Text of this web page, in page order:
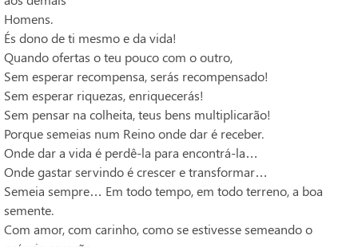
Homens.
És dono de ti mesmo e da vida!
Quando ofertas o teu pouco com o outro,
Sem esperar recompensa, serás recompensado!
Sem esperar riquezas, enriquecerás!
Sem pensar na colheita, teus bens multiplicarão!
Porque semeias num Reino onde dar é receber.
Onde dar a vida é perdê-la para encontrá-la…
Onde gastar servindo é crescer e transformar…
Semeia sempre… Em todo tempo, em todo terreno, a boa
semente.
Com amor, com carinho, como se estivesse semeando o